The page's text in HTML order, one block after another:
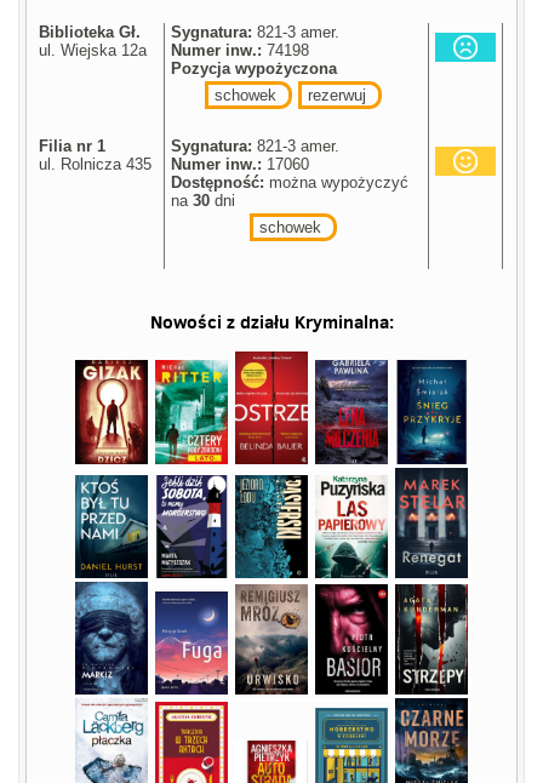
Biblioteka Gł.
ul. Wiejska 12a
Sygnatura: 821-3 amer.
Numer inw.: 74198
Pozycja wypożyczona
schowek
rezerwuj
Filia nr 1
ul. Rolnicza 435
Sygnatura: 821-3 amer.
Numer inw.: 17060
Dostępność: można wypożyczyć
na30 dni
schowek
Nowości z działu Kryminalna: